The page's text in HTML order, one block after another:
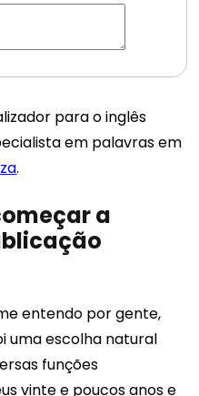
para o inglês
em palavras em
.
a
entendo por gente,
uma escolha natural
funções
vinte e poucos anos e